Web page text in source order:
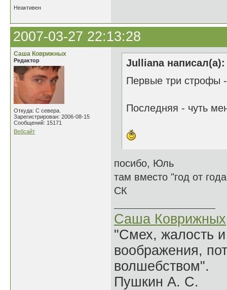
Неактивен
2007-03-27 22:13:28
Саша Коврижных
Редактор
Откуда: С севера.
Зарегистрирован: 2006-08-15
Сообщений: 15171
Вебсайт
Julliana написал(а):
Первые три строфы
Последняя - чуть
посибо, Юль
там вместо "год от
СК
Саша Коврижных
"Смех, жалость
воображения,
волшебством".
Пушкин А. С.